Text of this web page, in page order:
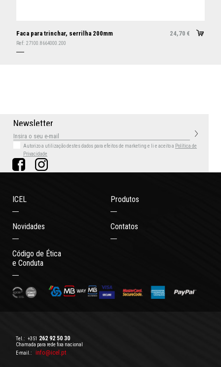
Faca para trinchar, serrilha 200mm 24,70 €
Ref: 27100.8664000.200
Newsletter
Autorizo a utilização destes dados para efeitos de marketing e li e aceito a Política de
Privacidade
ICEL Produtos
Novidades Contatos
Código de Ética
e Conduta
Tel.: +351 262 92 50 30
Chamada para rede fixa nacional
E-mail.:
info@icel.pt